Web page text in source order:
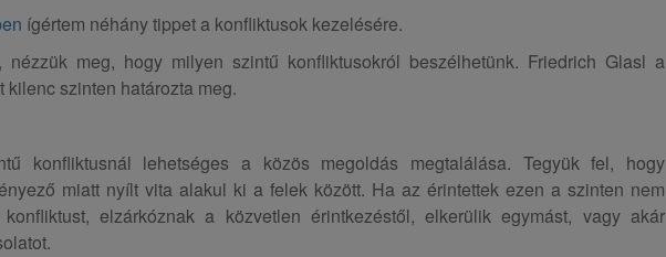
ígértem néhány tippet a konfliktusok kezelésére.
nézzük meg, hogy milyen szintű konfliktusokról beszélhetünk. Friedrich Glasl a
kilenc szinten határozta meg.
konfliktusnál lehetséges a közös megoldás megtalálása. Tegyük fel, hogy
miatt nyílt vita alakul ki a felek között. Ha az érintettek ezen a szinten nem
elzárkóznak a közvetlen érintkezéstől, elkerülik egymást, vagy akár